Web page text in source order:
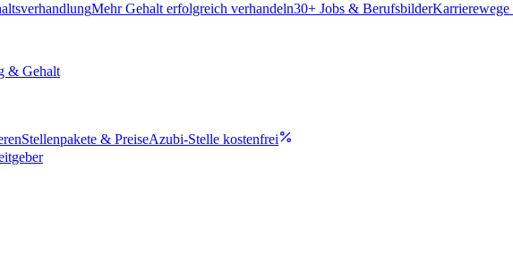
Mehr Gehalt erfolgreich verhandeln30+ Jobs & Berufsbilder
& Gehalt
Stellenpakete & PreiseAzubi-Stelle kostenfrei